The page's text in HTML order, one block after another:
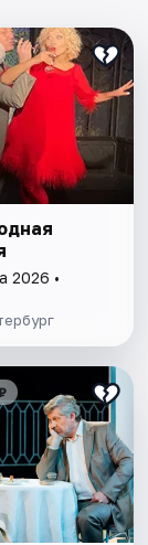
2026 •